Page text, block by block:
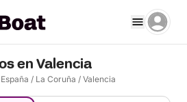
en Valencia
España / La Coruña / Valencia